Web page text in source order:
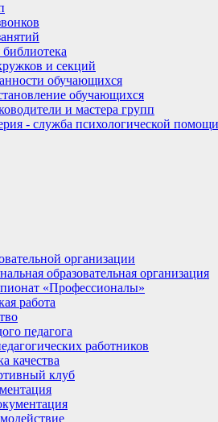
и секций
обучающихся
обучающихся
и мастера групп
- служба психологической помощи
организации
образовательная организация
«Профессионалы»
работа
педагога
работников
качества
клуб